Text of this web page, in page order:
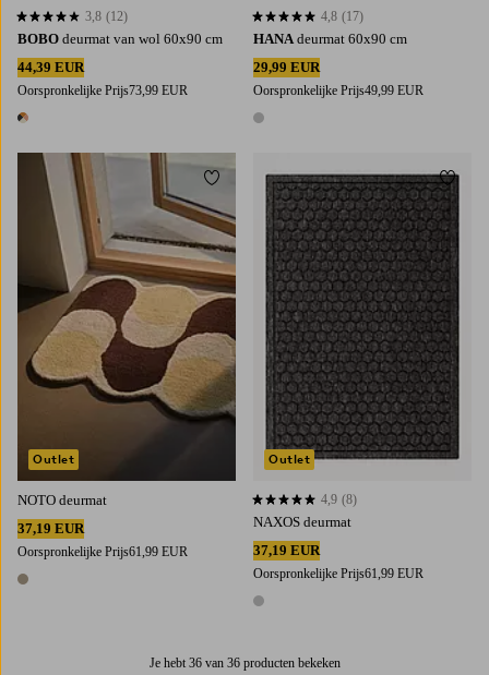
BOBO deurmat van wol 60x90 cm
44,39 EUR
Oorspronkelijke Prijs73,99 EUR
1 kleur
3,8 op basis van 12 beoordelingen
3,8 (12)
HANA deurmat 60x90 cm
29,99 EUR
Oorspronkelijke Prijs49,99 EUR
1 kleur
4,8 op basis van 17 beoordelingen
4,8 (17)
NOTO deurmat
37,19 EUR
Oorspronkelijke Prijs61,99 EUR
1 kleur
Outlet
Toevoegen aan favorieten
NAXOS deurmat
37,19 EUR
Oorspronkelijke Prijs61,99 EUR
1 kleur
4,9 op basis van 8 beoordelingen
4,9 (8)
Outlet
60X9090X90
Je hebt 36 van 36 producten bekeken